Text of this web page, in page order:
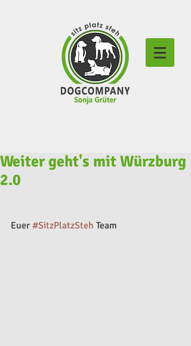
Weiter geht's mit Würzburg
2.0
Euer #SitzPlatzSteh Team